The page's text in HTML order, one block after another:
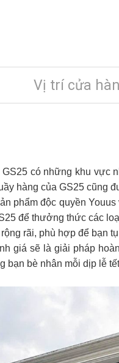
Vị trí cửa
có những khu vực
hàng của GS25 cũng
phẩm độc quyền
để thưởng thức các
rãi, phù hợp để bạn
giá sẽ là giải pháp
bè nhân mỗi dịp lễ